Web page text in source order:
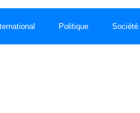
Politique Société